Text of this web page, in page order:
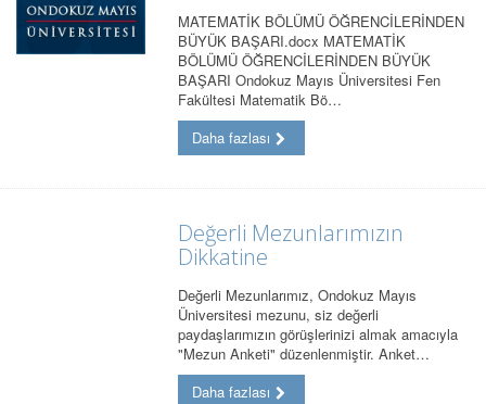
MATEMATİK BÖLÜMÜ ÖĞRENCİLERİNDEN
BÜYÜK BAŞARI.docx MATEMATİK
BÖLÜMÜ ÖĞRENCİLERİNDEN BÜYÜK
BAŞARI Ondokuz Mayıs Üniversitesi Fen
Fakültesi Matematik Bö…
Daha fazlası
Değerli Mezunlarımızın
Dikkatine
Değerli Mezunlarımız, Ondokuz Mayıs
Üniversitesi mezunu, siz değerli
paydaşlarımızın görüşlerinizi almak amacıyla
"Mezun Anketi" düzenlenmiştir. Anket…
Daha fazlası